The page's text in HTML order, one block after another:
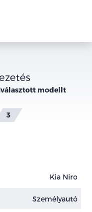
modellt
Kia Niro
Személyautó